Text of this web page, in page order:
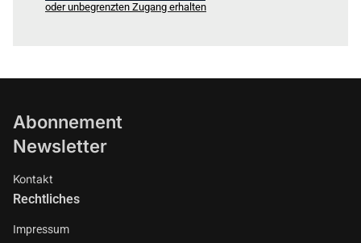
oder unbegrenzten Zugang erhalten
Abonnement
Newsletter
Kontakt
Rechtliches
Impressum